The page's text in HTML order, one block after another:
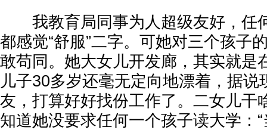
我教育局同事为人超级友好，任
都感觉“舒服”二字。可她对三个孩子
敢苟同。她大女儿开发廊，其实就是
儿子30多岁还毫无定向地漂着，据说
友，打算好好找份工作了。二女儿干
知道她没要求任何一个孩子读大学：